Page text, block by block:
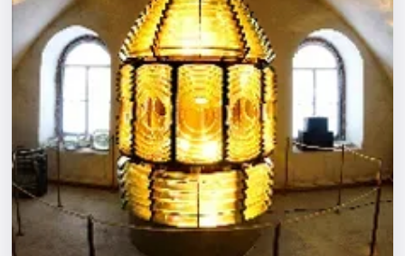
Города
Площадки
Артисты
Рейтинги